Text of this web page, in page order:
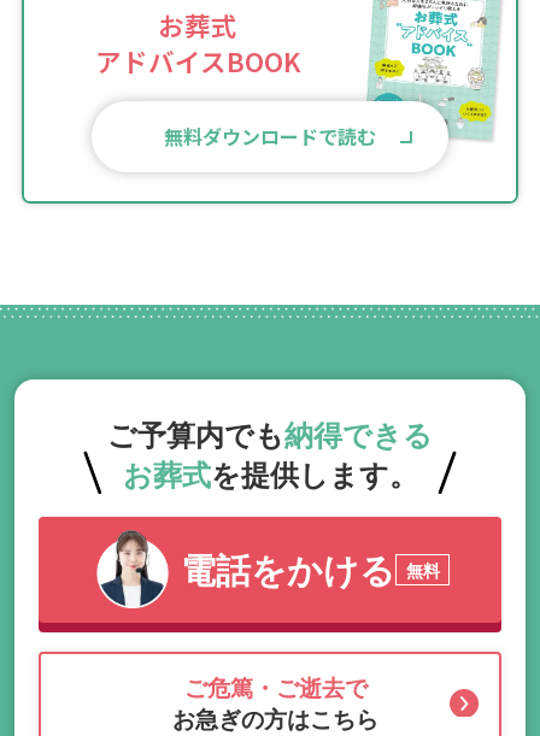
お葬式
アドバイスBOOK
無料ダウンロードで読む
ご予算内でも納得できる
お葬式を提供します。
電話をかける 無料
ご危篤・ご逝去で
お急ぎの方はこちら